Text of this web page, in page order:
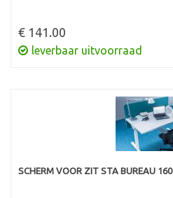
€ 141.00
leverbaar uitvoorraad
SCHERM VOOR ZIT STA BUREAU 160